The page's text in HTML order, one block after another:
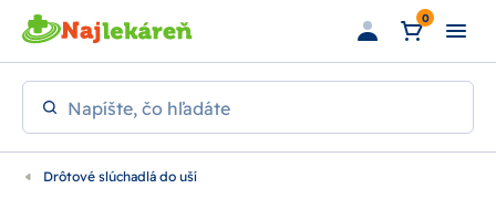
Preskočiť na hlavný obsah 0
Napíšte, čo hľadáte
Drôtové slúchadlá do uší